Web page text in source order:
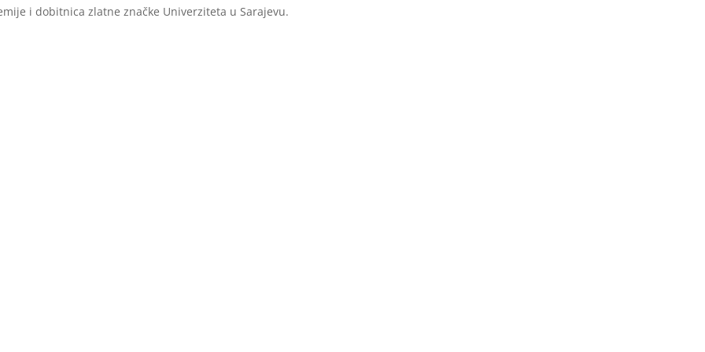
i dobitnica zlatne značke Univerziteta u Sarajevu.